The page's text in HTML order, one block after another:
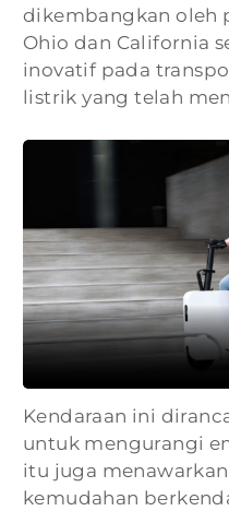
dikembangkan oleh
Ohio dan California
inovatif pada
listrik yang telah
Kendaraan ini
untuk mengurangi
itu juga
kemudahan